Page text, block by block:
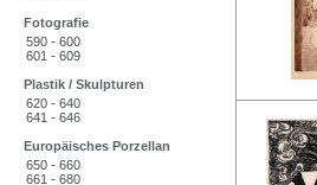
Fotografie
590 - 600
601 - 609
Plastik / Skulpturen
620 - 640
641 - 646
Europäisches Porzellan
650 - 660
661 - 680